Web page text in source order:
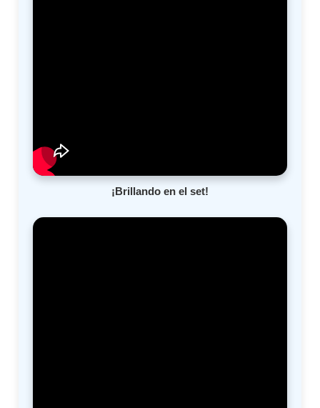
¡Brillando en el set!